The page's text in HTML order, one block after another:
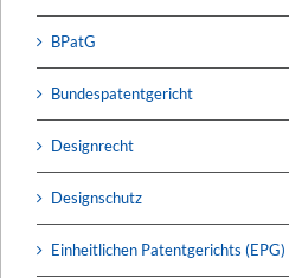
BPatG
Bundespatentgericht
Designrecht
Designschutz
Einheitlichen Patentgerichts (EPG)